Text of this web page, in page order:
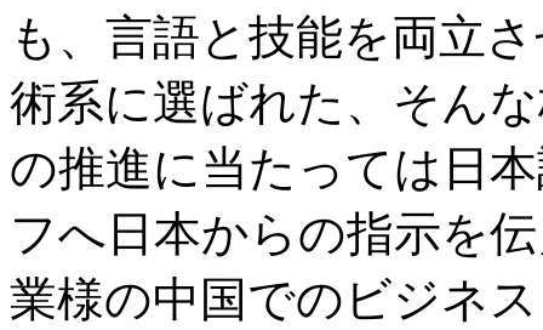
も、言語と技能を両立
術系に選ばれた、そん
の推進に当たっては日
フへ日本からの指示を
業様の中国でのビジネ